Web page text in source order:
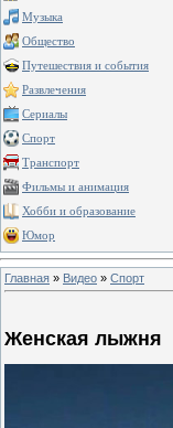
Музыка
Общество
Путешествия и события
Развлечения
Сериалы
Спорт
Транспорт
Фильмы и анимация
Хобби и образование
Юмор
Главная » Видео » Спорт
Женская лыжня